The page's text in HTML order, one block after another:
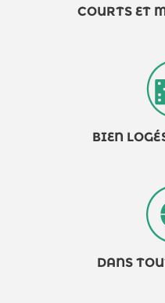
COURTS ET
BIEN
DANS